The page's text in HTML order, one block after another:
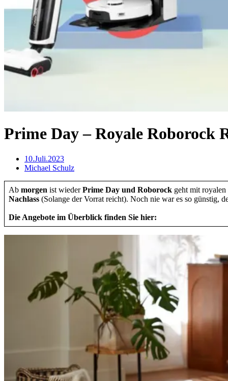
Prime Day – Royale Roborock
10.Juli.2023
Michael Schulz
Ab morgen ist wiederPrime Day und Roborock geht mit
Nachlass (Solange der Vorrat reicht). Noch nie war es so günstig,
Die Angebote im Überblick finden Sie hier: